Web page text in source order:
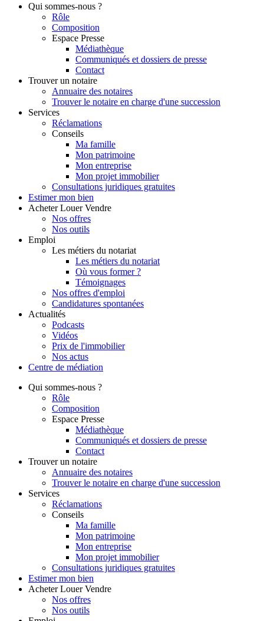
Qui sommes-nous ?
Rôle
Composition
Espace Presse
Médiathèque
Communiqués et dossiers de presse
Contact
Trouver un notaire
Annuaire des notaires
Trouver le notaire en charge d'une succession
Services
Réclamations
Conseils
Ma famille
Mon patrimoine
Mon entreprise
Mon projet immobilier
Consultations juridiques gratuites
Estimer mon bien
Acheter Louer Vendre
Nos offres
Nos outils
Emploi
Les métiers du notariat
Les métiers du notariat
Où vous former ?
Témoignages
Nos offres d'emploi
Candidatures spontanées
Actualités
Podcasts
Vidéos
Prix de l'immobilier
Nos actus
Centre de médiation
Qui sommes-nous ?
Rôle
Composition
Espace Presse
Médiathèque
Communiqués et dossiers de presse
Contact
Trouver un notaire
Annuaire des notaires
Trouver le notaire en charge d'une succession
Services
Réclamations
Conseils
Ma famille
Mon patrimoine
Mon entreprise
Mon projet immobilier
Consultations juridiques gratuites
Estimer mon bien
Acheter Louer Vendre
Nos offres
Nos outils